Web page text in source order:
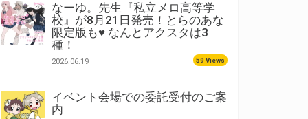
なーゆ。先生『私立メロ高等学
校』が8月21日発売！とらのあな
限定版も♥ なんとアクスタは3
種！
2026.06.19 59 Views
イベント会場での委託受付のご案
内